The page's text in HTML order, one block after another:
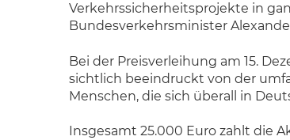
Verkehrssicherheitsprojekte in
Bundesverkehrsminister
Bei der Preisverleihung am 15.
sichtlich beeindruckt von der
Menschen, die sich überall in
Insgesamt 25.000 Euro zahlt die